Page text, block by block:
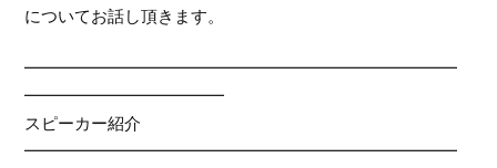
についてお話し頂きます。
━━━━━━━━━━━━━━━━━━━━━━━━━━
━━━━━━━━━━━━
スピーカー紹介
━━━━━━━━━━━━━━━━━━━━━━━━━━